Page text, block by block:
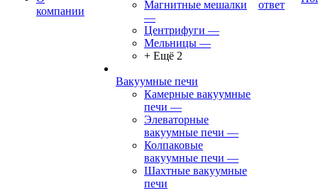
компании
Магнитные мешалки
—
Центрифуги —
Мельницы —
+ Ещё 2
Вакуумные печи
Камерные вакуумные
печи —
Элеваторные
вакуумные печи —
Колпаковые
вакуумные печи —
Шахтные вакуумные
печи
ответ